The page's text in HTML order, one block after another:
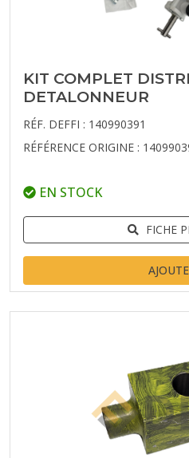
KIT COMPLET
DETALONNEUR
RÉF. DEFFI : 140990391
RÉFÉRENCE ORIGINE :
EN STOCK
FICHE